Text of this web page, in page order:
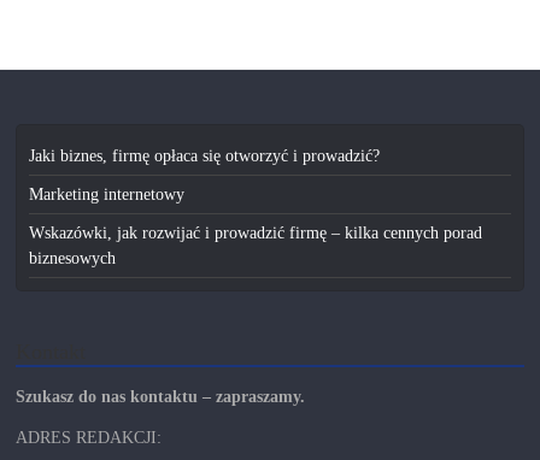
Jaki biznes, firmę opłaca się otworzyć i prowadzić?
Marketing internetowy
Wskazówki, jak rozwijać i prowadzić firmę – kilka cennych porad
biznesowych
Szukasz do nas kontaktu – zapraszamy.
ADRES REDAKCJI: